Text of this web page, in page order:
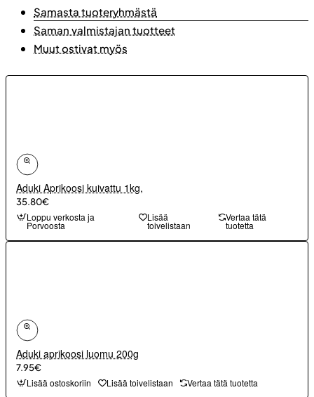
Samasta tuoteryhmästä
Saman valmistajan tuotteet
Muut ostivat myös
Aduki Aprikoosi kuivattu 1kg,
35.80€
Loppu verkosta ja
Porvoosta
Lisää
toivelistaan
Vertaa tätä
tuotetta
Aduki aprikoosi luomu 200g
7.95€
Lisää ostoskoriin Lisää toivelistaan Vertaa tätä tuotetta